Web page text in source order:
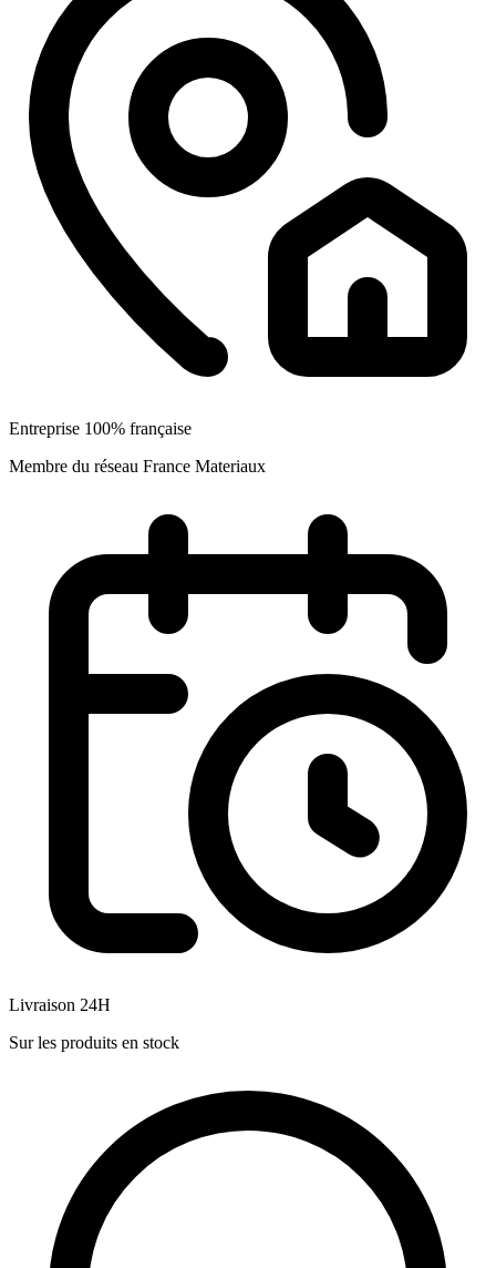
Entreprise 100% française
Membre du réseau France Materiaux
Livraison 24H
Sur les produits en stock